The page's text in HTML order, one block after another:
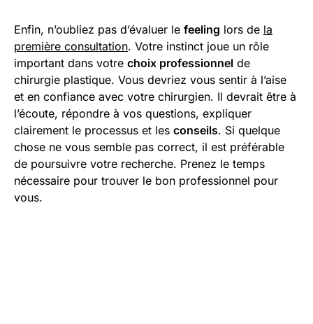
Enfin, n’oubliez pas d’évaluer le feeling lors de la
première consultation. Votre instinct joue un rôle
important dans votre choix professionnel de
chirurgie plastique. Vous devriez vous sentir à l’aise
et en confiance avec votre chirurgien. Il devrait être à
l’écoute, répondre à vos questions, expliquer
clairement le processus et les conseils. Si quelque
chose ne vous semble pas correct, il est préférable
de poursuivre votre recherche. Prenez le temps
nécessaire pour trouver le bon professionnel pour
vous.